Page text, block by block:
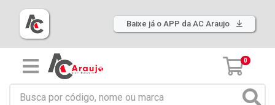
Baixe já o APP da AC Araujo
0